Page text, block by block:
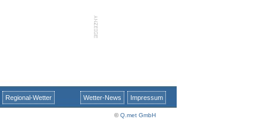
Regional-Wetter Wetter-News Impressum
©Q.met GmbH